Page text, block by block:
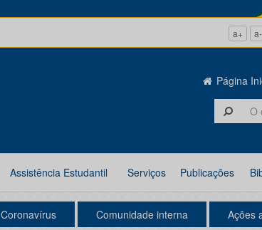
a+ a-
Página
Assistência Estudantil Serviços Publicações
Coronavírus Comunidade interna Ações